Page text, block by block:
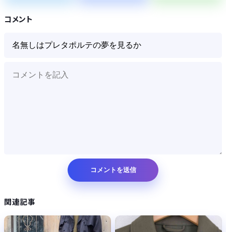
Powered by livedoor 相互RSS
コメント
関連記事